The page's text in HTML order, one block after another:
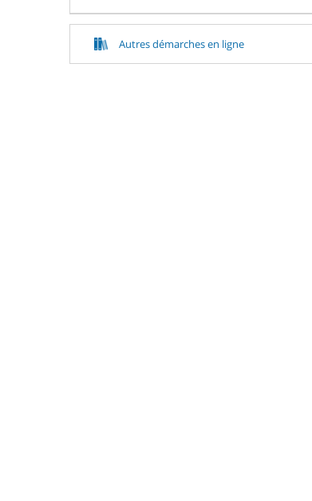
Autres démarches en ligne